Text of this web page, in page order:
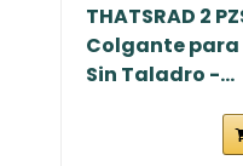
THATSRAD 2
Colgante para
Sin Taladro -...